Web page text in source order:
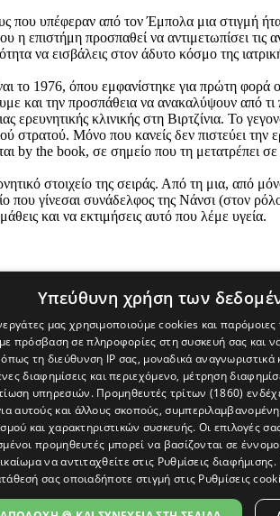
που υπέφεραν από τον Έμπολα μια στιγμή
η επιστήμη προσπαθεί να αντιμετωπίσει
να εισβάλεις στον άδυτο κόσμο της
το 1976, όπου εμφανίστηκε για πρώτη
και την προσπάθεια να ανακαλύψουν από
κλινικής στη Βιρτζίνια. Το
στρατού. Μόνο που κανείς δεν πιστεύει
by the book, σε σημείο που τη μετατρέπει
στοιχείο της σειράς. Από τη μια, από
που γίνεσαι συνάδελφος της Νάνσι (στον
και να εκτιμήσεις αυτό που λέμε υγεία.
και του διαδικτυακού πόρταλ
δεν χάνουμε το δάσος.
Υπεύθυνη χρήση των
μας χρησιμοποιούμε cookies και
πρόσβαση σε πληροφορίες στη συσκευή σας και
τη διεύθυνση IP σας, μοναδικά αναγνωριστικά
διαφημίσεις και περιεχόμενο, μέτρηση
υπηρεσιών. Προμηθευτές τρίτων (1860)
αυτούς και άλλους σκοπούς,
και χαρακτηριστικών συσκευής. Οι επιλογές
προμηθευτές μπορεί να βασίζονται σε
να αντιταχθείτε στις Ρυθμίσεις διαφήμισης.
σας οποιαδήποτε στιγμή στις Ρυθμίσεις